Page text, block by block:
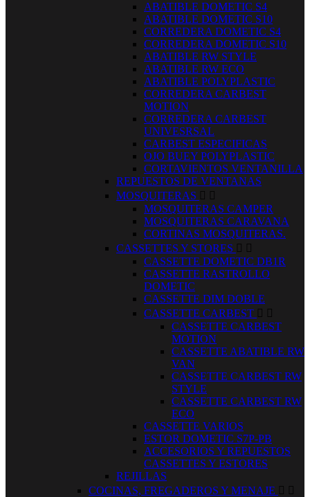
ABATIBLE DOMETIC S4
ABATIBLE DOMETIC S10
CORREDERA DOMETIC S4
CORREDERA DOMETIC S10
ABATIBLE RW STYLE
ABATIBLE RW ECO
ABATIBLE POLYPLASTIC
CORREDERA CARBEST
MOTION
CORREDERA CARBEST
UNIVESRSAL
CARBEST ESPECIFICAS
OJO BUEY POLYPLASTIC
CORTAVIENTOS VENTANILLA
REPUESTOS DE VENTANAS
MOSQUITERAS  
MOSQUITERAS CAMPER
MOSQUITERAS CARAVANA
CORTINAS MOSQUITERAS.
CASSETTES Y STORES  
CASSETTE DOMETIC DB1R
CASSETTE RASTROLLO
DOMETIC
CASSETTE DIM DOBLE
CASSETTE CARBEST  
CASSETTE CARBEST
MOTION
CASSETTE ABATIBLE RW
VAN
CASSETTE CARBEST RW
STYLE
CASSETTE CARBEST RW
ECO
CASSETTE VARIOS
ESTOR DOMETIC S7P-PB
ACCESORIOS Y REPUESTOS
CASSETTES Y ESTORES
REJILLAS
COCINAS, FREGADEROS Y MENAJE  